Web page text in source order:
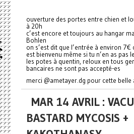
ouverture des portes entre chien et
à 20h
c’est encore et toujours au hangar
Bohlen
on s’est dit que l’entrée à environ 7€
est bienvenu même si tu n’en as pas
les potes à quentin, reloux en tous
bancaires ne sont pas accepté-es
merci @ametayer.dg pour cette belle
MAR 14 AVRIL :
BASTARD MYCOSIS +